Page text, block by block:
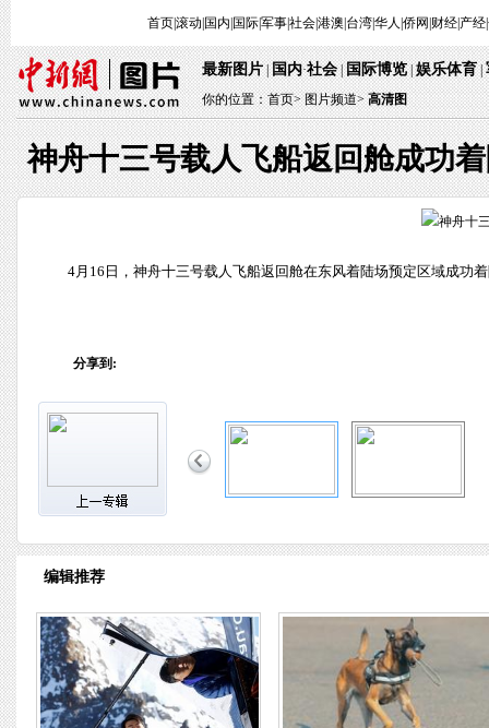
首页|滚动 国内 国际|军事|社会|港澳 台湾|华人 侨网 财经| 产经|
最新图片 | 国内·社会 | 国际博览 | 娱乐体育 |
你的位置：首页> 图片频道> 高清图
神舟十三号载人飞船返回舱成功
4月16日，神舟十三号载人飞船返回舱在东风着陆场预定区域成功
分享到:
编辑推荐